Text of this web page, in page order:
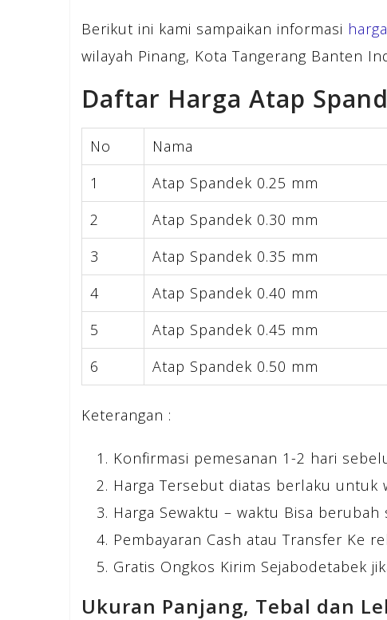
Berikut ini kami sampaikan informasi
wilayah Pinang, Kota Tangerang Banten
Daftar Harga Atap
No Nama
1
Atap Spandek 0.25 mm
2
Atap Spandek 0.30 mm
3
Atap Spandek 0.35 mm
4
Atap Spandek 0.40 mm
5
Atap Spandek 0.45 mm
6
Atap Spandek 0.50 mm
Keterangan :
Konfirmasi pemesanan 1-2 hari
Harga Tersebut diatas berlaku untuk
Harga Sewaktu – waktu Bisa berubah
Pembayaran Cash atau Transfer Ke
Gratis Ongkos Kirim Sejabodetabek
Ukuran Panjang, Tebal dan